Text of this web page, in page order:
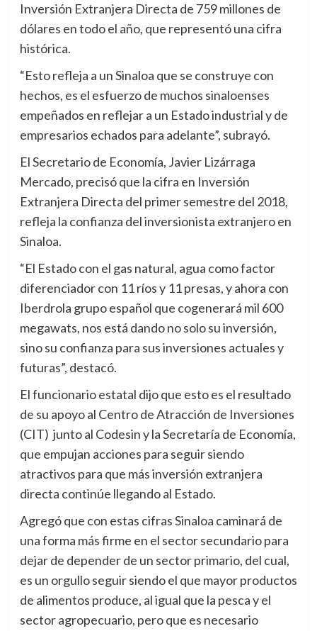
Inversión Extranjera Directa de 759 millones de
dólares en todo el año, que representó una cifra
histórica.
“Esto refleja a un Sinaloa que se construye con
hechos, es el esfuerzo de muchos sinaloenses
empeñados en reflejar a un Estado industrial y de
empresarios echados para adelante”, subrayó.
El Secretario de Economía, Javier Lizárraga
Mercado, precisó que la cifra en Inversión
Extranjera Directa del primer semestre del 2018,
refleja la confianza del inversionista extranjero en
Sinaloa.
“El Estado con el gas natural, agua como factor
diferenciador con 11 ríos y 11 presas, y ahora con
Iberdrola grupo español que cogenerará mil 600
megawats, nos está dando no solo su inversión,
sino su confianza para sus inversiones actuales y
futuras”, destacó.
El funcionario estatal dijo que esto es el resultado
de su apoyo al Centro de Atracción de Inversiones
(CIT) junto al Codesin y la Secretaría de Economía,
que empujan acciones para seguir siendo
atractivos para que más inversión extranjera
directa continúe llegando al Estado.
Agregó que con estas cifras Sinaloa caminará de
una forma más firme en el sector secundario para
dejar de depender de un sector primario, del cual,
es un orgullo seguir siendo el que mayor productos
de alimentos produce, al igual que la pesca y el
sector agropecuario, pero que es necesario